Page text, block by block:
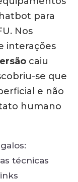
para
Nos
interações
caiu
se que
e não
humano
técnicas